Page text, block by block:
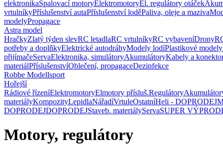
elektronikaSpalovací motoryElektromotoryEl. regulátory otáček
vrtulníkyPříslušenství autaPříslušenství loděPaliva, oleje a maziva
modelyPropagace
Astra model
HračkyZlatý týden slevRC letadlaRC vrtulníkyRC vybaveníDrony
potřeby a doplňkyElektrické autodráhyModely lodíPlastikové modely
přijímačeServaElektronika, simulátoryAkumulátoryKabely a
materiálPříslušenstvíOblečení, propagaceDezinfekce
Robbe Modellsport
Hořejší
Rádiové řízeníElektromotoryElmotory přísluš.Regulátory
materiályKompozityLepidlaNářadíVrtuleOstatníHeli - DOPRODEJ
DOPRODEJDOPRODEJStaveb. materiályServaSUPER
Motory, regulátory